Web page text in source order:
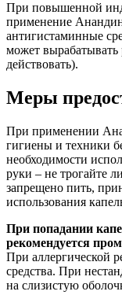
При повышенной
применение
антигистаминные
может вырабатывать
действовать).
Меры
При применении
гигиены и техники
необходимости
руки – не трогайте
запрещено пить,
использования
При попадании
рекомендуется
При аллергической
средства. При
на слизистую